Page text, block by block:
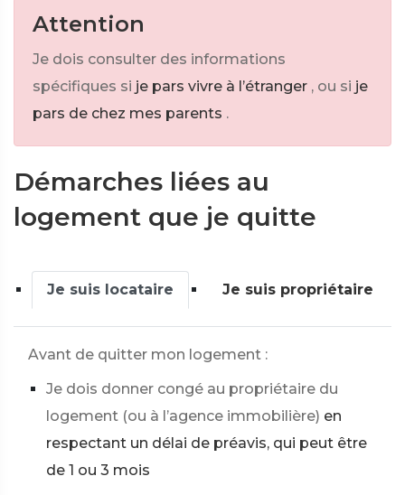
Attention
Je dois consulter des informations
spécifiques si je pars vivre à l’étranger , ou si je
pars de chez mes parents .
Démarches liées au
logement que je quitte
Je suis locataire Je suis propriétaire
Avant de quitter mon logement :
Je dois donner congé au propriétaire du
logement (ou à l’agence immobilière) en
respectant un délai de préavis, qui peut être
de 1 ou 3 mois